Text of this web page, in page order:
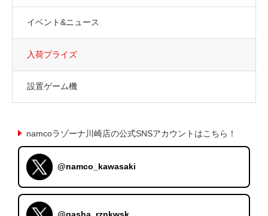
イベント&ニュース
入荷プライズ
設置ゲーム機
namcoラゾーナ川崎店の公式SNSアカウントはこちら！
@namco_kawasaki